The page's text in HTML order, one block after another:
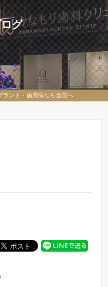
グ
ラント・歯周病なら当院へ